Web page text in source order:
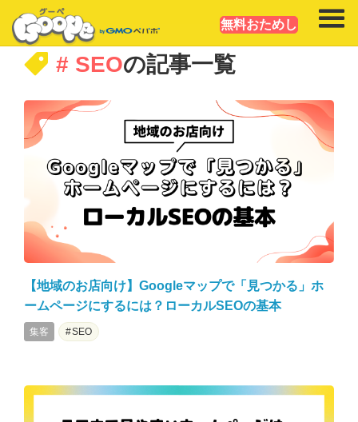
無料おためし
# SEOの記事一覧
【地域のお店向け】Googleマップで「見つかる」ホ
ームページにするには？ローカルSEOの基本
集客 SEO